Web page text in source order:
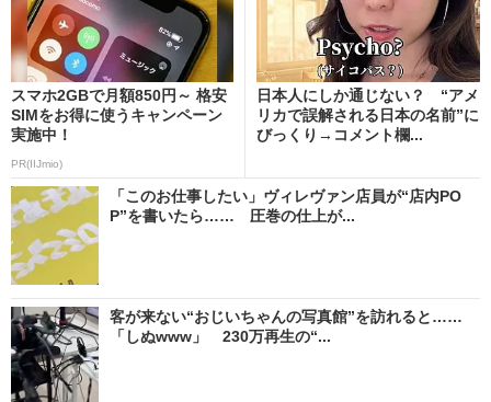
スマホ2GBで月額850円～ 格安
SIMをお得に使うキャンペーン
実施中！
PR(IIJmio)
日本人にしか通じない？ “アメ
リカで誤解される日本の名前”に
びっくり→コメント欄...
「このお仕事したい」ヴィレヴァン店員が“店内PO
P”を書いたら…… 圧巻の仕上が...
客が来ない“おじいちゃんの写真館”を訪れると……
「しぬwww」 230万再生の“...